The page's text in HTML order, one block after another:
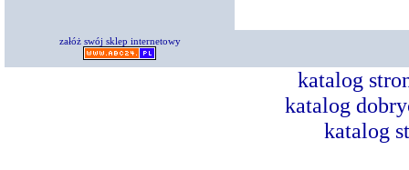
załóż swój sklep internetowy
katalog
katalog
katalog